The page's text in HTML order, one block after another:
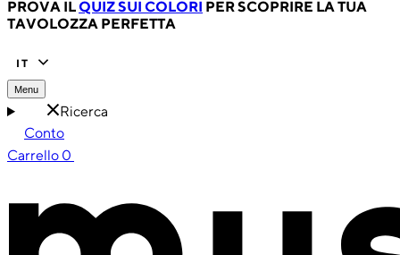
PROVA ILQUIZ SUI COLORI PER SCOPRIRE LA TUA
TAVOLOZZA PERFETTA
IT
Menu
Ricerca
Conto
Carrello 0